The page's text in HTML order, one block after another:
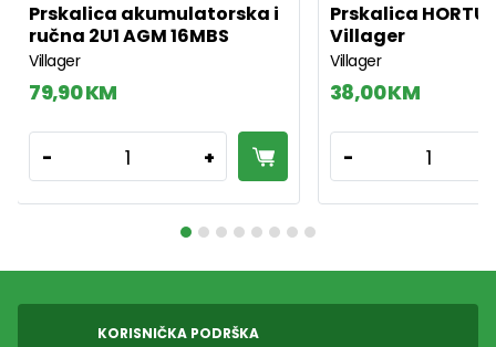
Prskalica akumulatorska i
ručna 2U1 AGM 16MBS
Villager
79,90 KM
- 1 +
Prskalica
Villager
Villager
38,00 KM
- 1
KORISNIČKA PODRŠKA